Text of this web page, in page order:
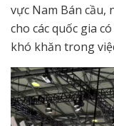
vực Nam Bán cầu,
cho các quốc gia
khó khăn trong